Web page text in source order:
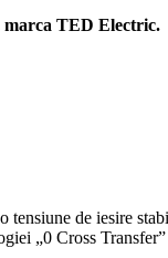
TED Electric.
de iesire
„0 Cross Transfer”